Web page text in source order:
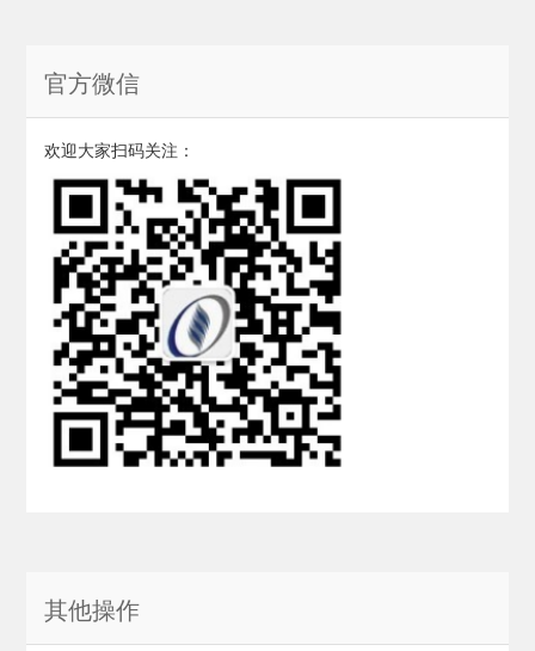
官方微信
欢迎大家扫码关注：
其他操作